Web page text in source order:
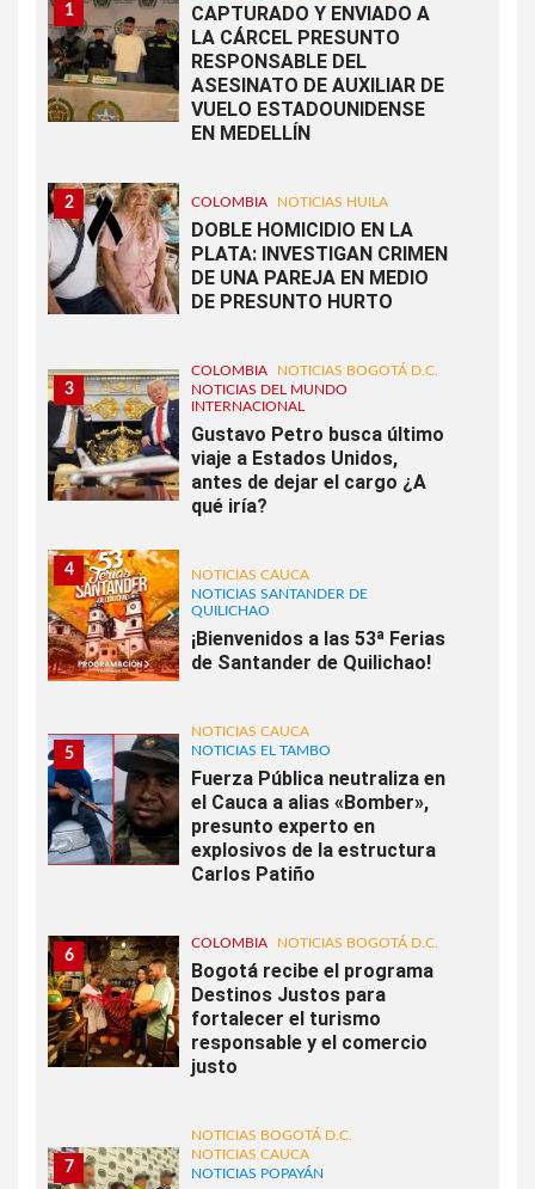
1
CAPTURADO Y ENVIADO A
LA CÁRCEL PRESUNTO
RESPONSABLE DEL
ASESINATO DE AUXILIAR DE
VUELO ESTADOUNIDENSE
EN MEDELLÍN
2 COLOMBIA NOTICIAS HUILA
DOBLE HOMICIDIO EN LA
PLATA: INVESTIGAN CRIMEN
DE UNA PAREJA EN MEDIO
DE PRESUNTO HURTO
3
COLOMBIA
NOTICIAS BOGOTÁ D.C.
NOTICIAS DEL MUNDO
INTERNACIONAL
Gustavo Petro busca último
viaje a Estados Unidos,
antes de dejar el cargo ¿A
qué iría?
4
NOTICIAS CAUCA
NOTICIAS SANTANDER DE
QUILICHAO
¡Bienvenidos a las 53ª Ferias
de Santander de Quilichao!
5
NOTICIAS CAUCA
NOTICIAS EL TAMBO
Fuerza Pública neutraliza en
el Cauca a alias «Bomber»,
presunto experto en
explosivos de la estructura
Carlos Patiño
6
COLOMBIA NOTICIAS BOGOTÁ D.C.
Bogotá recibe el programa
Destinos Justos para
fortalecer el turismo
responsable y el comercio
justo
7
NOTICIAS BOGOTÁ D.C.
NOTICIAS CAUCA
NOTICIAS POPAYÁN